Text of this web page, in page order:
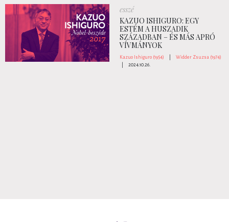
esszé
KAZUO ISHIGURO: EGY
ESTÉM A HUSZADIK
SZÁZADBAN – ÉS MÁS APRÓ
VÍVMÁNYOK
Kazuo Ishiguro (1954)
Widder Zsuzsa (1974)
2024.10.26.